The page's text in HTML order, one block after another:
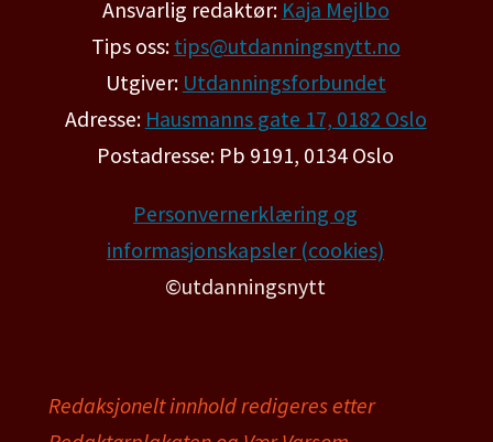
Ansvarlig redaktør: Kaja Mejlbo
Tips oss: tips@utdanningsnytt.no
Utgiver: Utdanningsforbundet
Adresse: Hausmanns gate 17, 0182 Oslo
Postadresse: Pb 9191, 0134 Oslo
Personvernerklæring og
informasjonskapsler (cookies)
©utdanningsnytt
Redaksjonelt innhold redigeres etter